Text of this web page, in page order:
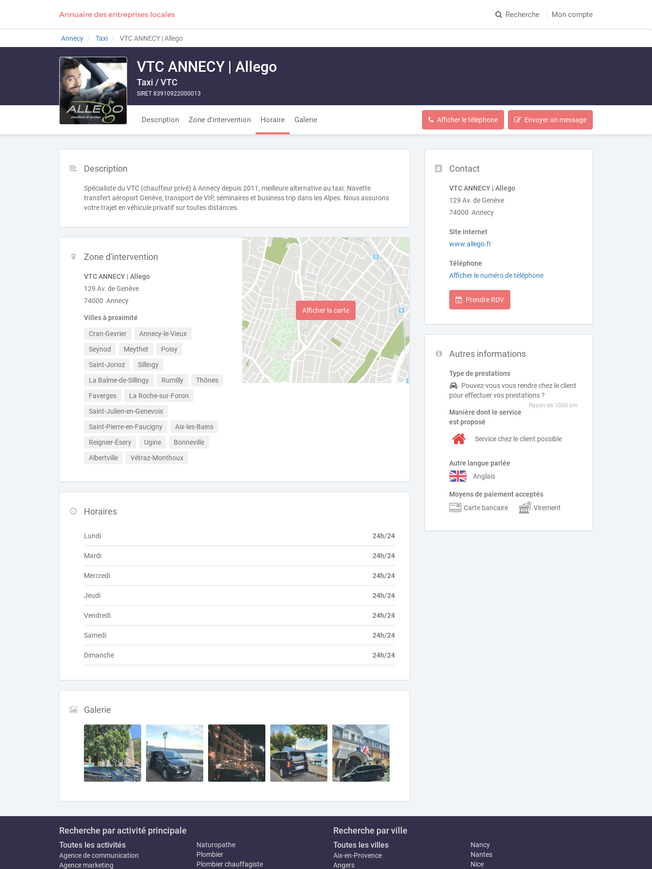
Recherche Mon compte
Annecy Taxi VTC ANNECY | Allego
VTC ANNECY | Allego
Taxi / VTC
SIRET 83910922000013
Description Zone d'intervention Horaire Galerie Afficher le téléphone Envoyer un message
Contact
VTC ANNECY | Allego
129 Av. de Genève
74000 Annecy
Site internet
www.allego.fr
Téléphone
Afficher le numéro de téléphone
Prendre RDV
Autres informations
Type de prestations
Pouvez-vous vous rendre chez le client
pour effectuer vos prestations ?
Rayon de 1000 km
Manière dont le service
est proposé
Service chez le client possible
Autre langue parlée
Anglais
Moyens de paiement acceptés
Carte bancaire
Virement
Description
Spécialiste du VTC (chauffeur privé) à Annecy depuis 2011, meilleure alternative au taxi. Navette
transfert aéroport Genève, transport de VIP, séminaires et business trip dans les Alpes. Nous assurons
votre trajet en véhicule privatif sur toutes distances.
Zone d'intervention
VTC ANNECY | Allego
129 Av. de Genève
74000 Annecy
Villes à proximité
Cran-Gevrier
Annecy-le-Vieux
Seynod
Meythet
Poisy
Saint-Jorioz
Sillingy
La Balme-de-Sillingy
Rumilly
Thônes
Faverges
La Roche-sur-Foron
Saint-Julien-en-Genevois
Saint-Pierre-en-Faucigny
Aix-les-Bains
Reignier-Ésery
Ugine
Bonneville
Albertville
Vétraz-Monthoux
Afficher la carte
Horaires
Lundi 24h/24
Mardi 24h/24
Mercredi 24h/24
Jeudi 24h/24
Vendredi 24h/24
Samedi 24h/24
Dimanche 24h/24
Galerie
Recherche par activité principale
Toutes les activités
Agence de communication
Agence marketing
Naturopathe
Plombier
Plombier chauffagiste
Recherche par ville
Toutes les villes
Aix-en-Provence
Angers
Nancy
Nantes
Nice